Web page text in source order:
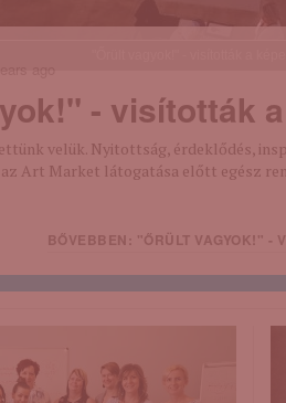
ago
- visították
velük. Nyitottság, érdeklődés,
Art Market látogatása előtt egész
BŐVEBBEN: "ŐRÜLT VAGYOK!" -